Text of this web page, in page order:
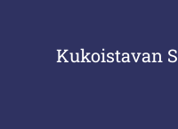
Kukoistavan